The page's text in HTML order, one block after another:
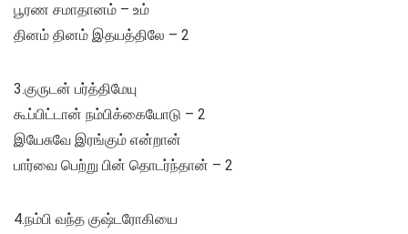
பூரண சமாதானம் – உம்
தினம் தினம் இதயத்திலே – 2
3.குருடன் பர்த்திமேயு
கூப்பிட்டான் நம்பிக்கையோடு – 2
இயேசுவே இரங்கும் என்றான்
பார்வை பெற்று பின் தொடர்ந்தான் – 2
4.நம்பி வந்த குஷ்டரோகியை